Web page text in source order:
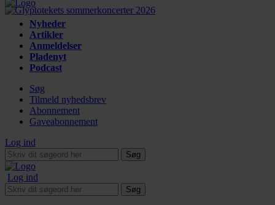
Nyheder
Artikler
Anmeldelser
Pladenyt
Podcast
Søg
Tilmeld nyhedsbrev
Abonnement
Gaveabonnement
Log ind
Søg
Log ind
Søg